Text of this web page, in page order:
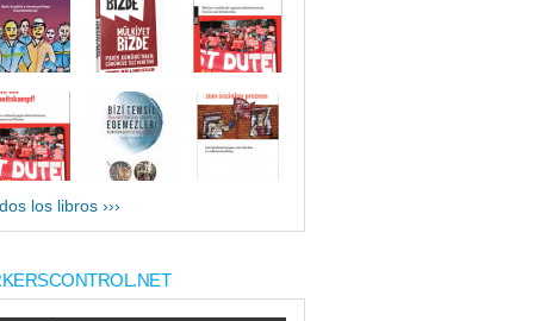
los libros ›››